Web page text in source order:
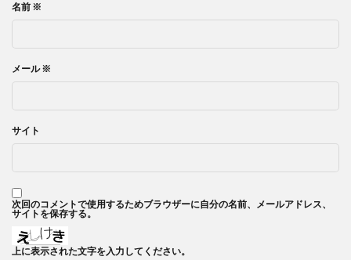
名前 ※
メール※
サイト
次回のコメントで使用するためブラウザーに自分の名前、メールアドレス、
サイトを保存する。
上に表示された文字を入力してください。